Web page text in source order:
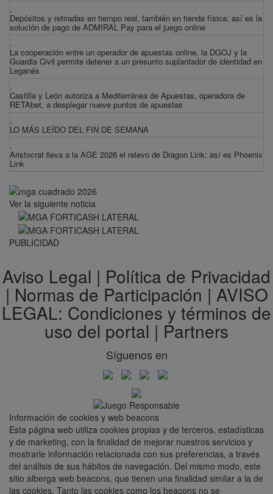
.
Depósitos y retiradas en tiempo real, también en tienda física: así es la
solución de pago de ADMIRAL Pay para el juego online
.
La cooperación entre un operador de apuestas online, la DGOJ y la
Guardia Civil permite detener a un presunto suplantador de identidad en
Leganés
.
Castilla y León autoriza a Mediterránea de Apuestas, operadora de
RETAbet, a desplegar nueve puntos de apuestas
.
LO MÁS LEÍDO DEL FIN DE SEMANA
.
Aristocrat lleva a la AGE 2026 el relevo de Dragon Link: así es Phoenix
Link
Ver la siguiente noticia
PUBLICIDAD
Aviso Legal | Política de Privacidad
| Normas de Participación | AVISO
LEGAL: Condiciones y términos de
uso del portal | Partners
Síguenos en
Información de cookies y web beacons
Esta página web utiliza cookies propias y de terceros, estadísticas
y de marketing, con la finalidad de mejorar nuestros servicios y
mostrarle información relacionada con sus preferencias, a través
del análisis de sus hábitos de navegación. Del mismo modo, este
sitio alberga web beacons, que tienen una finalidad similar a la de
las cookies. Tanto las cookies como los beacons no se